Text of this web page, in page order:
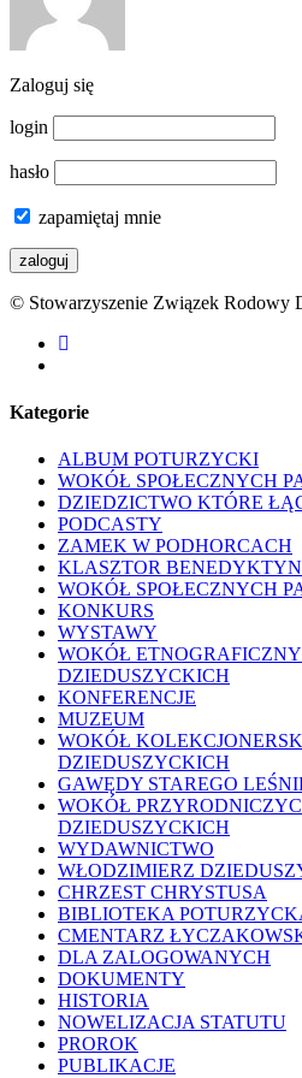
Zaloguj się
login
hasło
zapamiętaj mnie
© Stowarzyszenie Związek Rodowy
facebook
Kategorie
ALBUM POTURZYCKI
WOKÓŁ SPOŁECZNYCH
DZIEDZICTWO KTÓRE
PODCASTY
ZAMEK W PODHORCACH
KLASZTOR
WOKÓŁ SPOŁECZNYCH
KONKURS
WYSTAWY
WOKÓŁ
DZIEDUSZYCKICH
KONFERENCJE
MUZEUM
WOKÓŁ
DZIEDUSZYCKICH
GAWĘDY STAREGO
WOKÓŁ
DZIEDUSZYCKICH
WYDAWNICTWO
WŁODZIMIERZ
CHRZEST CHRYSTUSA
BIBLIOTEKA
CMENTARZ
DLA ZALOGOWANYCH
DOKUMENTY
HISTORIA
NOWELIZACJA STATUTU
PROROK
PUBLIKACJE